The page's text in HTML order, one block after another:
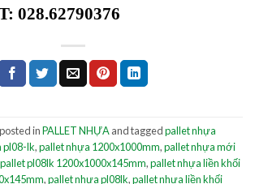
028.62790376
inPALLET NHỰAand taggedpallet nhựa
pl08-lk,pallet nhựa 1200x1000mm,pallet nhựa mới
pallet pl08lk 1200x1000x145mm,pallet nhựa liền khối
,pallet nhựa pl08lk,pallet nhựa liền khối